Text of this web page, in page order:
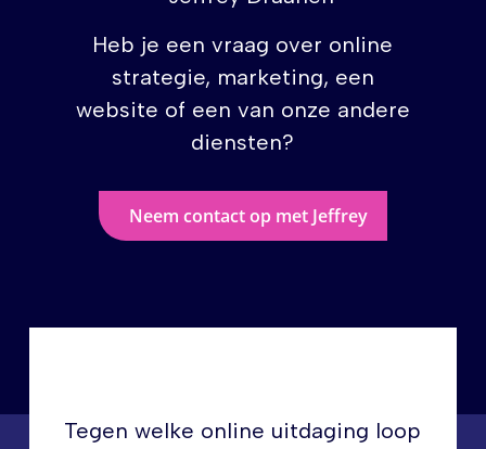
Heb je een vraag over online
strategie, marketing, een
website of een van onze andere
diensten?
Neem contact op met Jeffrey
Tegen welke online uitdaging loop